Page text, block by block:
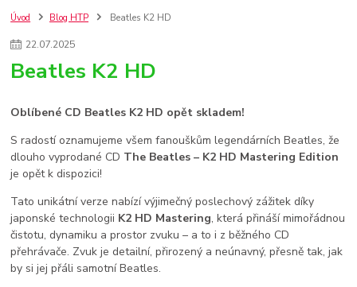
Úvod Blog HTP Beatles K2 HD
22.07.2025
Beatles K2 HD
Oblíbené CD Beatles K2 HD opět skladem!
S radostí oznamujeme všem fanouškům legendárních Beatles, že
dlouho vyprodané CD The Beatles – K2 HD Mastering Edition
je opět k dispozici!
Tato unikátní verze nabízí výjimečný poslechový zážitek díky
japonské technologii K2 HD Mastering, která přináší mimořádnou
čistotu, dynamiku a prostor zvuku – a to i z běžného CD
přehrávače. Zvuk je detailní, přirozený a neúnavný, přesně tak, jak
by si jej přáli samotní Beatles.